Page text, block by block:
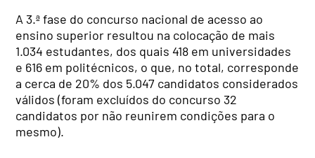
A 3.ª fase do concurso nacional de acesso ao
ensino superior resultou na colocação de mais
1.034 estudantes, dos quais 418 em universidades
e 616 em politécnicos, o que, no total, corresponde
a cerca de 20% dos 5.047 candidatos considerados
válidos (foram excluídos do concurso 32
candidatos por não reunirem condições para o
mesmo).